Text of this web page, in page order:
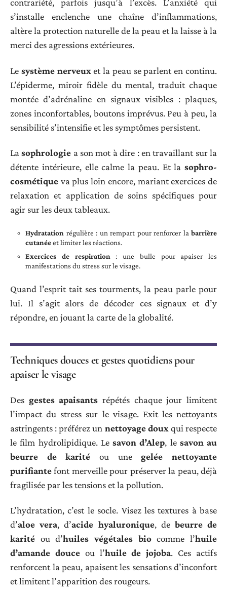
contrariété, parfois jusqu’à l’excès. L’anxiété qui
s’installe enclenche une chaîne d’inflammations,
altère la protection naturelle de la peau et la laisse à la
merci des agressions extérieures.
Le système nerveux et la peau se parlent en continu.
L’épiderme, miroir fidèle du mental, traduit chaque
montée d’adrénaline en signaux visibles : plaques,
zones inconfortables, boutons imprévus. Peu à peu, la
sensibilité s’intensifie et les symptômes persistent.
Lasophrologie a son mot à dire : en travaillant sur la
détente intérieure, elle calme la peau. Et la sophro-
cosmétique va plus loin encore, mariant exercices de
relaxation et application de soins spécifiques pour
agir sur les deux tableaux.
Hydratation régulière : un rempart pour renforcer la barrière
cutanéeet limiter les réactions.
Exercices de respiration : une bulle pour apaiser les
manifestations du stress sur le visage.
Quand l’esprit tait ses tourments, la peau parle pour
lui. Il s’agit alors de décoder ces signaux et d’y
répondre, en jouant la carte de la globalité.
Techniques douces et gestes quotidiens pour
apaiser le visage
Des gestes apaisants répétés chaque jour limitent
l’impact du stress sur le visage. Exit les nettoyants
astringents : préférez un nettoyage doux qui respecte
le film hydrolipidique. Le savon d’Alep, le savon au
beurre de karité ou unegelée nettoyante
purifiantefont merveille pour préserver la peau, déjà
fragilisée par les tensions et la pollution.
L’hydratation, c’est le socle. Visez les textures à base
d’aloe vera, d’acide hyaluronique, de beurre de
karité ou d’huiles végétales biocomme l’huile
d’amande douceou l’huile de jojoba. Ces actifs
renforcent la peau, apaisent les sensations d’inconfort
et limitent l’apparition des rougeurs.